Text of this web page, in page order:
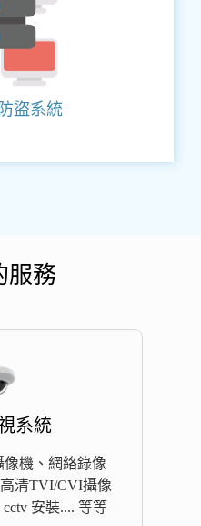
盜系統
服務
系統
機、網絡錄像
清TVI/CVI攝像
安裝.... 等等